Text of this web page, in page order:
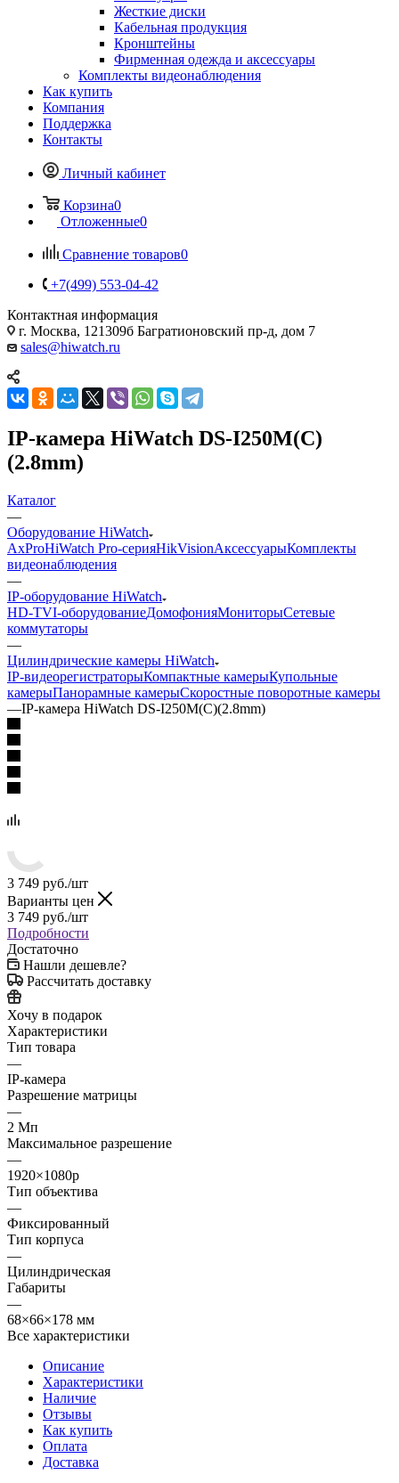
Жесткие диски
Кабельная продукция
Кронштейны
Фирменная одежда и аксессуары
Комплекты видеонаблюдения
Как купить
Компания
Поддержка
Контакты
Личный кабинет
Корзина0
Отложенные0
Сравнение товаров0
+7(499) 553-04-42
Контактная информация
г. Москва, 121309б Багратионовский пр-д, дом 7
sales@hiwatch.ru
IP-камера HiWatch DS-I250M(C)
(2.8mm)
Каталог
—
Оборудование HiWatch
AxProHiWatch Pro-серияHikVisionАксессуарыКомплекты
видеонаблюдения
—
IP-оборудование HiWatch
HD-TVI-оборудованиеДомофонияМониторыСетевые
коммутаторы
—
Цилиндрические камеры HiWatch
IP-видеорегистраторыКомпактные камерыКупольные
камерыПанорамные камерыСкоростные поворотные камеры
—IP-камера HiWatch DS-I250M(C)(2.8mm)
3 749 руб./шт
Варианты цен
3 749 руб./шт
Подробности
Достаточно
Нашли дешевле?
Рассчитать доставку
Хочу в подарок
Характеристики
Тип товара
—
IP-камера
Разрешение матрицы
—
2 Мп
Максимальное разрешение
—
1920×1080p
Тип объектива
—
Фиксированный
Тип корпуса
—
Цилиндрическая
Габариты
—
68×66×178 мм
Все характеристики
Описание
Характеристики
Наличие
Отзывы
Как купить
Оплата
Доставка